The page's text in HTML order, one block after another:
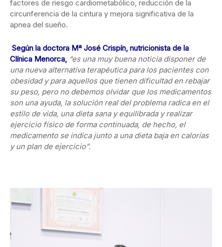
factores de riesgo cardiometabólico, reducción de la
circunferencia de la cintura y mejora significativa de la
apnea del sueño.
Según la doctora Mª José Crispín, nutricionista de la
Clínica Menorca, “es una muy buena noticia disponer de
una nueva alternativa terapéutica para los pacientes con
obesidad y para aquellos que tienen dificultad en rebajar
su peso, pero no debemos olvidar que los medicamentos
son una ayuda, la solución real del problema radica en el
estilo de vida, una dieta sana y equilibrada y realizar
ejercicio físico de forma continuada, de hecho, el
medicamento se indica junto a una dieta baja en calorías
y un plan de ejercicio”.